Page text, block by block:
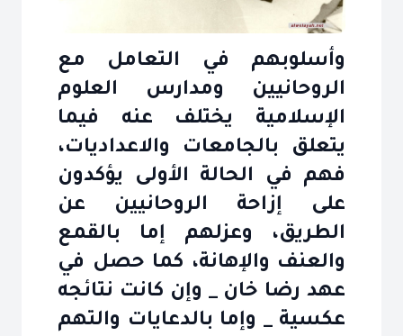
وأسلوبهم في التعامل مع
الروحانيين ومدارس العلوم
الإسلامية يختلف عنه فيما
يتعلق بالجامعات والاعداديات،
فهم في الحالة الأولى يؤكدون
على إزاحة الروحانيين عن
الطريق، وعزلهم إما بالقمع
والعنف والإهانة، كما حصل في
عهد رضا خان _ وإن كانت نتائجه
عكسية _ وإما بالدعايات والتهم